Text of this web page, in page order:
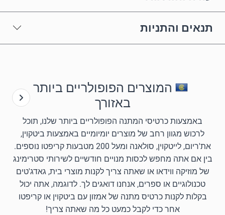
תנאים והתניות
המוצרים הפופולריים ביותר
באזורך
באמצעות כרטיסי המתנה הפופולריים ביותר שלנו, תוכל
לרכוש מגוון רחב של מוצרים יומיומיים באמצעות ביטקוין,
את'ריום, לייטקוין, סולאנה ומעל 200 מטבעות קריפטו נוספים.
בין אם אתה מחפש לכסות מנויים חודשיים לשירותי סטרימינג
של מוזיקה ווידאו או שאתה צריך לקנות מוצרי בית, גאדג'טים
טכנולוגיים או ספרים, אנחנו דואגים לך. לדוגמה, אתה יכול
בקלות לקנות כרטיס מתנה של אמזון עם ביטקוין או קריפטו
אחר כדי לקבל כמעט כל מה שאתה צריך!